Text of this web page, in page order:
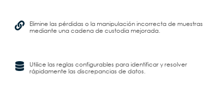
Elimine las pérdidas o la manipulación incorrecta de muestras
mediante una cadena de custodia mejorada.
Utilice las reglas configurables para identificar y resolver
rápidamente las discrepancias de datos.